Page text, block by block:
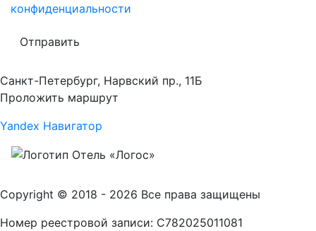
конфиденциальности
Отправить
Санкт-Петербург, Нарвский пр., 11Б
Проложить маршрут
Yandex Навигатор
Copyright © 2018 - 2026 Все права защищены
Номер реестровой записи: С782025011081